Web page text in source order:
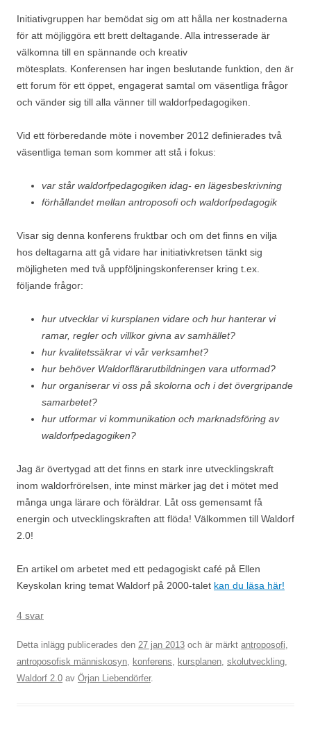
Initiativgruppen har bemödat sig om att hålla ner kostnaderna
för att möjliggöra ett brett deltagande. Alla intresserade är
välkomna till en spännande och kreativ
mötesplats. Konferensen har ingen beslutande funktion, den är
ett forum för ett öppet, engagerat samtal om väsentliga frågor
och vänder sig till alla vänner till waldorfpedagogiken.
Vid ett förberedande möte i november 2012 definierades två
väsentliga teman som kommer att stå i fokus:
var står waldorfpedagogiken idag- en lägesbeskrivning
förhållandet mellan antroposofi och waldorfpedagogik
Visar sig denna konferens fruktbar och om det finns en vilja
hos deltagarna att gå vidare har initiativkretsen tänkt sig
möjligheten med två uppföljningskonferenser kring t.ex.
följande frågor:
hur utvecklar vi kursplanen vidare och hur hanterar vi
ramar, regler och villkor givna av samhället?
hur kvalitetssäkrar vi vår verksamhet?
hur behöver Waldorflärarutbildningen vara utformad?
hur organiserar vi oss på skolorna och i det övergripande
samarbetet?
hur utformar vi kommunikation och marknadsföring av
waldorfpedagogiken?
Jag är övertygad att det finns en stark inre utvecklingskraft
inom waldorfrörelsen, inte minst märker jag det i mötet med
många unga lärare och föräldrar. Låt oss gemensamt få
energin och utvecklingskraften att flöda! Välkommen till Waldorf
2.0!
En artikel om arbetet med ett pedagogiskt café på Ellen
Keyskolan kring temat Waldorf på 2000-talet kan du läsa här!
4 svar
Detta inlägg publicerades den 27 jan 2013 och är märkt antroposofi,
antroposofisk människosyn, konferens, kursplanen, skolutveckling,
Waldorf 2.0 av Örjan Liebendörfer.